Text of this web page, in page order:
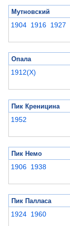
Мутновский
1904 1916 1927
Опала
1912(X)
Пик Креницина
1952
Пик Немо
1906 1938
Пик Палласа
1924 1960